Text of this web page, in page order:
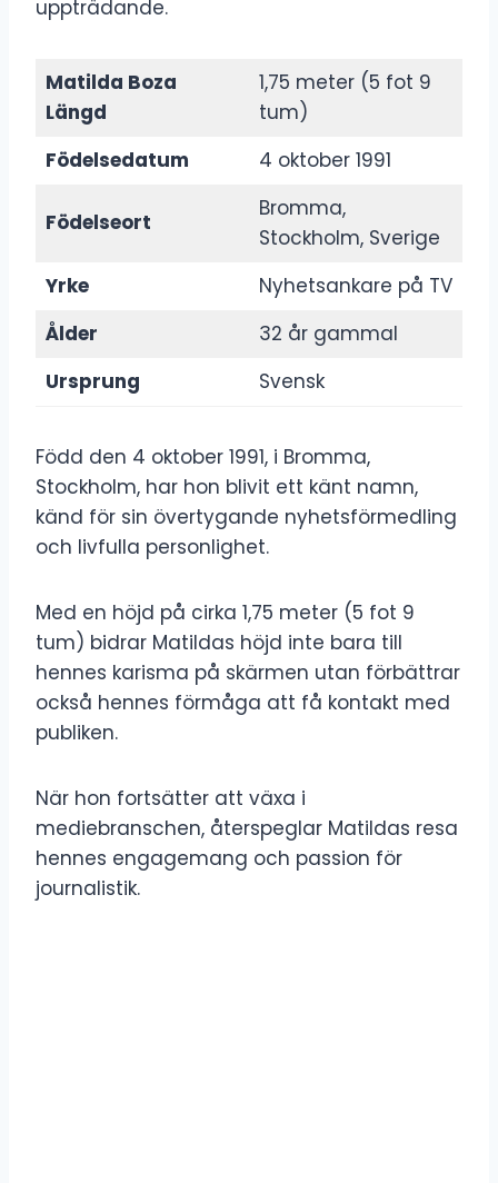
uppträdande.
Matilda Boza
Längd
1,75 meter (5 fot 9
tum)
Födelsedatum
4 oktober 1991
Födelseort
Bromma,
Stockholm, Sverige
Yrke
Nyhetsankare på TV
Ålder
32 år gammal
Ursprung
Svensk
Född den 4 oktober 1991, i Bromma,
Stockholm, har hon blivit ett känt namn,
känd för sin övertygande nyhetsförmedling
och livfulla personlighet.
Med en höjd på cirka 1,75 meter (5 fot 9
tum) bidrar Matildas höjd inte bara till
hennes karisma på skärmen utan förbättrar
också hennes förmåga att få kontakt med
publiken.
När hon fortsätter att växa i
mediebranschen, återspeglar Matildas resa
hennes engagemang och passion för
journalistik.